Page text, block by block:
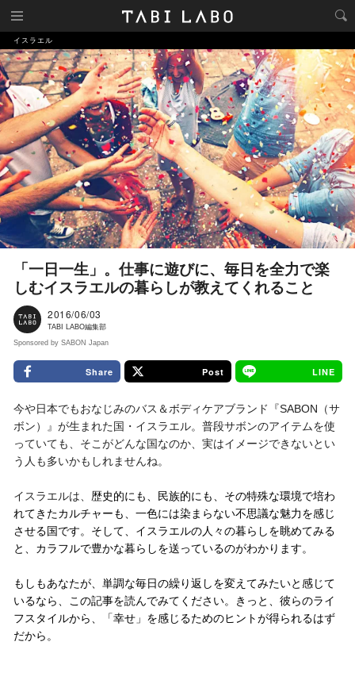
イスラエル
「一日一生」。仕事に遊びに、毎日を全力で楽
しむイスラエルの暮らしが教えてくれること
2016/06/03
TABI LABO編集部
Sponsored by SABON Japan
Share Post LINE
今や日本でもおなじみのバス＆ボディケアブランド『SABON（サ
ボン）』が生まれた国・イスラエル。普段サボンのアイテムを使
っていても、そこがどんな国なのか、実はイメージできないとい
う人も多いかもしれませんね。
イスラエルは、 歴史的にも、民族的にも、その特殊な環境で培わ
れてきたカルチャーも、一色には染まらない不思議な魅力を感じ
させる国です。そして、イスラエルの人々の暮らしを眺めてみる
と、カラフルで豊かな暮らしを送っているのがわかります。
もしもあなたが、単調な毎日の繰り返しを変えてみたいと感じて
いるなら、この記事を読んでみてください。きっと、彼らのライ
フスタイルから、「幸せ」を感じるためのヒントが得られるはず
だから。